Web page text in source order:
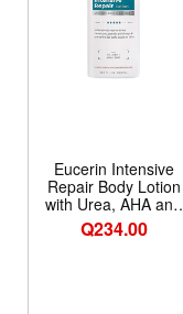
Eucerin Intensive
Repair Body Lotion
with Urea, AHA and
NMF, 16.9 FL OZ |
Body Lotion for Dry,
Q234.00